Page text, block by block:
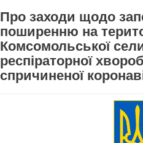
Про заходи щодо
поширенню на
Комсомольської
респіраторної
спричиненої